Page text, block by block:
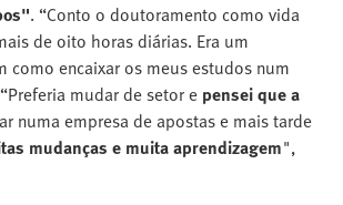
. “Conto o doutoramento como vida
de oito horas diárias. Era um
encaixar os meus estudos num
mudar de setor e pensei que a
numa empresa de apostas e mais tarde
mudanças e muita aprendizagem",